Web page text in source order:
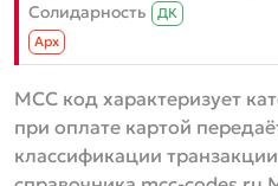
Солидарность
ДК
Aрх
MCC код характеризует
при оплате картой
классификации